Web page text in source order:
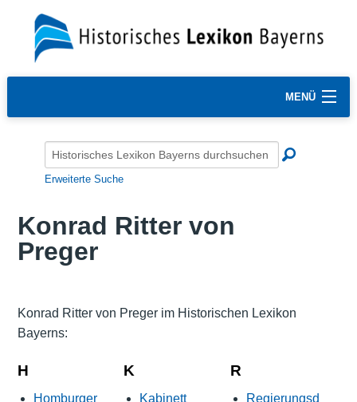
MENÜ
Erweiterte Suche
Konrad Ritter von
Preger
Konrad Ritter von Preger im Historischen Lexikon
Bayerns:
H
Homburger
K
Kabinett
R
Regierungsd